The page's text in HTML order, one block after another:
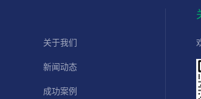
关于我们
新闻动态
成功案例